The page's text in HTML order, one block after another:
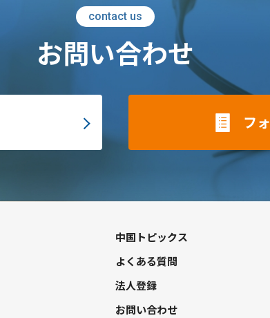
contact us
お問い合わせ
フ
中国トピックス
よくある質問
法人登録
お問い合わせ